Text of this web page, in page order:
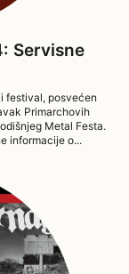
Servisne
festival, posvećen
Primarchovih
Metal Festa.
informacije o...